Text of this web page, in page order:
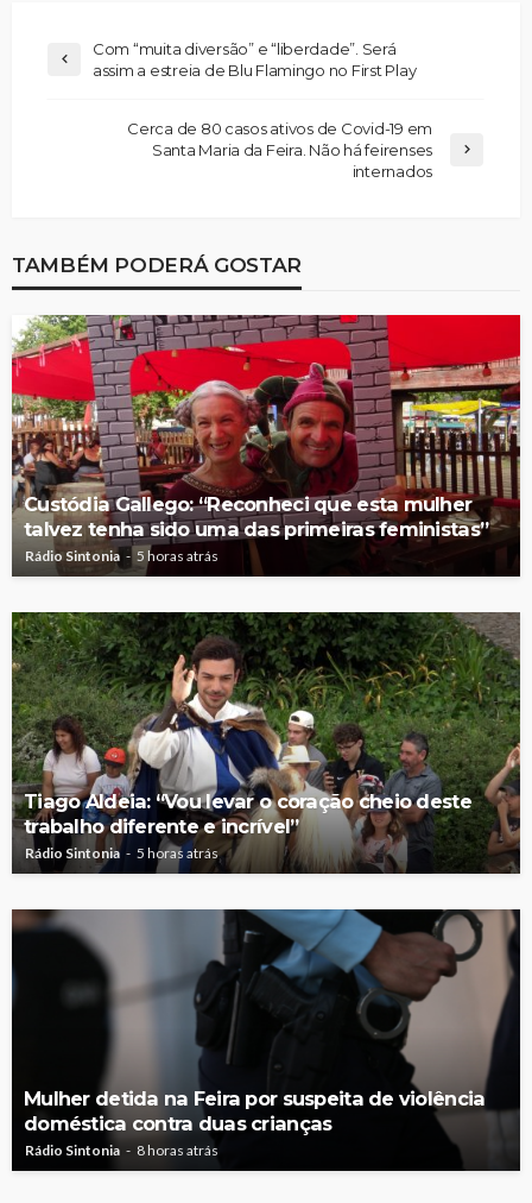
Com “muita diversão” e “liberdade”. Será
assim a estreia de Blu Flamingo no First Play
Cerca de 80 casos ativos de Covid-19 em
Santa Maria da Feira. Não há feirenses
internados
TAMBÉM PODERÁ GOSTAR
Custódia Gallego: “Reconheci que esta mulher
talvez tenha sido uma das primeiras feministas”
Rádio Sintonia 5 horas atrás
Tiago Aldeia: “Vou levar o coração cheio deste
trabalho diferente e incrível”
Rádio Sintonia 5 horas atrás
Mulher detida na Feira por suspeita de violência
doméstica contra duas crianças
Rádio Sintonia 8 horas atrás